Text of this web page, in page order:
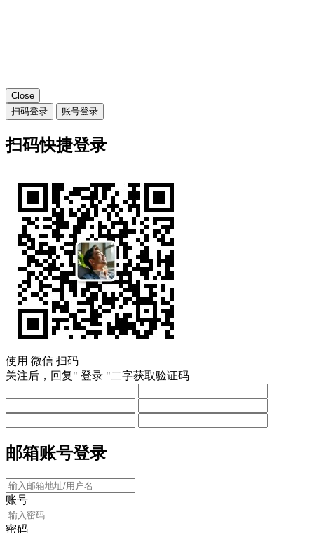
Close
扫码登录
账号登录
扫码快捷登录
使用 微信 扫码
关注后，回复" 登录 "二字获取验证码
邮箱账号登录
账号
密码